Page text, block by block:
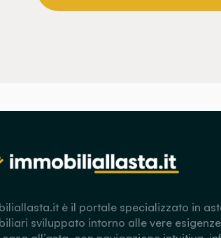
è il portale specializzato in
sviluppato intorno alle vere